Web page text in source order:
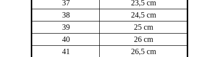
37
23,5 cm
38
24,5 cm
39
25 cm
40
26 cm
41
26,5 cm